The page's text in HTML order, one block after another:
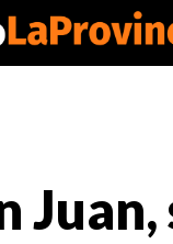
Juan,